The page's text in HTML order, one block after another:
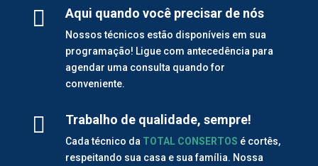
 Aqui quando você precisar de nós
Nossos técnicos estão disponíveis em sua
programação! Ligue com antecedência para
agendar uma consulta quando for
conveniente.
 Trabalho de qualidade, sempre!
Cada técnico da TOTAL CONSERTOS é cortês,
respeitando sua casa e sua família. Nossa